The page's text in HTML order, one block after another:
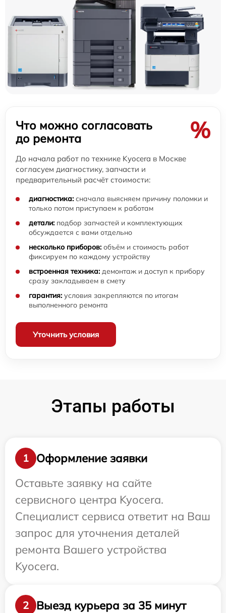
Что можно согласовать
до ремонта
%
До начала работ по технике Kyocera в Москве
согласуем диагностику, запчасти и
предварительный расчёт стоимости:
диагностика: сначала выясняем причину поломки и
только потом приступаем к работам
детали: подбор запчастей и комплектующих
обсуждается с вами отдельно
несколько приборов: объём и стоимость работ
фиксируем по каждому устройству
встроенная техника: демонтаж и доступ к прибору
сразу закладываем в смету
гарантия: условия закрепляются по итогам
выполненного ремонта
Уточнить условия
Этапы работы
1
Оформление заявки
Оставьте заявку на сайте
сервисного центра Kyocera.
Специалист сервиса ответит на Ваш
запрос для уточнения деталей
ремонта Вашего устройства
Kyocera.
2
Выезд курьера за 35 минут